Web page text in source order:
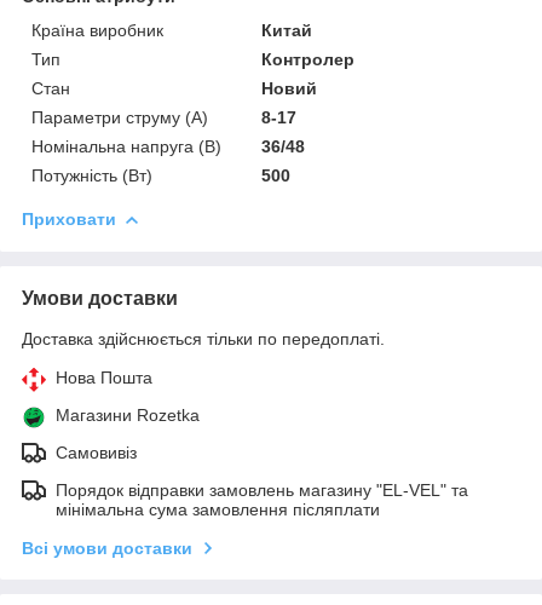
Країна виробник
Китай
Тип
Контролер
Стан
Новий
Параметри струму (А)
8-17
Номінальна напруга (В)
36/48
Потужність (Вт)
500
Приховати
Умови доставки
Доставка здійснюється тільки по передоплаті.
Нова Пошта
Магазини Rozetka
Самовивіз
Порядок відправки замовлень магазину "EL-VEL" та
мінімальна сума замовлення післяплати
Всі умови доставки